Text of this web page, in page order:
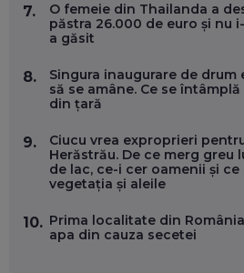
VALENTIN VANCEA, CEO AL
INSTITUȚIILE STATULUI?
EP. 53
GLOBALĂ, FĂRĂ SĂ PIERZI
TA LOCALĂ - ȘI CE SĂ DAI
EP. 52
ROBERT GRAUR, FOMO:
ÎN SALĂ, DAR ÎNVĂȚĂM UNII
DERULO, STEVEN BARTLETT
7.
O femeie din Thailanda a
păstra 26.000 de euro și nu
a găsit
8.
Singura inaugurare de drum
să se amâne. Ce se
din țară
9.
Ciucu vrea exproprieri
Herăstrău. De ce merg greu
de lac, ce-i cer oamenii și
vegetația și aleile
10. Prima localitate din
apa din cauza secetei